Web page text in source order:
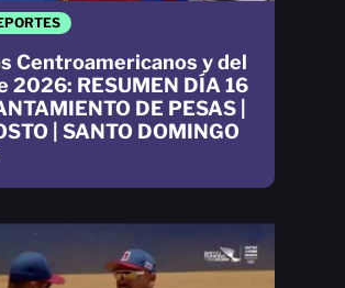
Centroamericanos y del
2026: RESUMEN DÍA 16
DE PESAS |
| SANTO DOMINGO